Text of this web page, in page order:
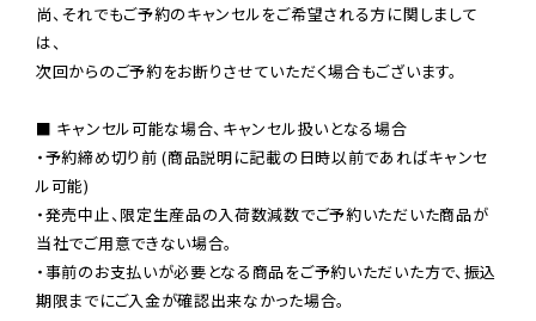
尚、それでもご予約のキャンセルをご希望される方に関しまして
は、
次回からのご予約をお断りさせていただく場合もございます。
■ キャンセル可能な場合、キャンセル扱いとなる場合
・予約締め切り前 (商品説明に記載の日時以前であればキャンセ
ル可能)
・発売中止、限定生産品の入荷数減数でご予約いただいた商品が
当社でご用意できない場合。
・事前のお支払いが必要となる商品をご予約いただいた方で、振込
期限までにご入金が確認出来なかった場合。